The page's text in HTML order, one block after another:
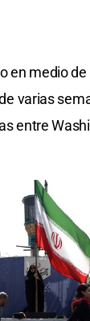
en medio
varias
entre